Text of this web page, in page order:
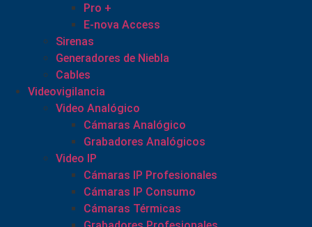
Pro +
E-nova Access
Sirenas
Generadores de Niebla
Cables
Videovigilancia
Video Analógico
Cámaras Analógico
Grabadores Analógicos
Video IP
Cámaras IP Profesionales
Cámaras IP Consumo
Cámaras Térmicas